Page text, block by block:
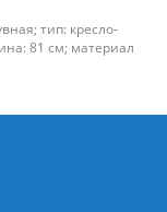
тип: кресло-
81 см; материал